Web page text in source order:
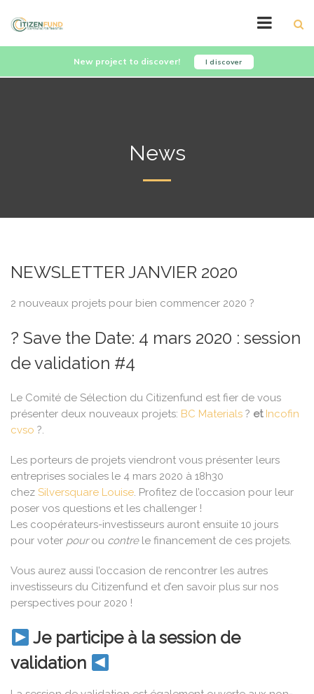
New project to discover! I discover
News
NEWSLETTER JANVIER 2020
2 nouveaux projets pour bien commencer 2020 ?
?️ Save the Date: 4 mars 2020 : session
de validation #4
Le Comité de Sélection du Citizenfund est fier de vous
présenter deux nouveaux projets: BC Materials ? et Incofin
cvso ?.
Les porteurs de projets viendront vous présenter leurs
entreprises sociales le 4 mars 2020 à 18h30
chez Silversquare Louise. Profitez de l’occasion pour leur
poser vos questions et les challenger !
Les coopérateurs-investisseurs auront ensuite 10 jours
pour voter pourou contre le financement de ces projets.
Vous aurez aussi l’occasion de rencontrer les autres
investisseurs du Citizenfund et d’en savoir plus sur nos
perspectives pour 2020 !
Je participe à la session de
validation